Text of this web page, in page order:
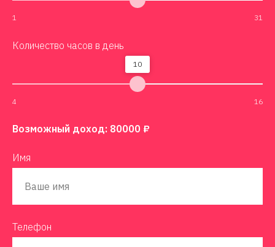
1 31
Количество часов в день
10
4 16
Возможный доход: 80000 ₽
Имя
Телефон